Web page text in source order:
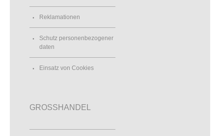
Reklamationen
Schutz personenbezogener
daten
Einsatz von Cookies
GROSSHANDEL